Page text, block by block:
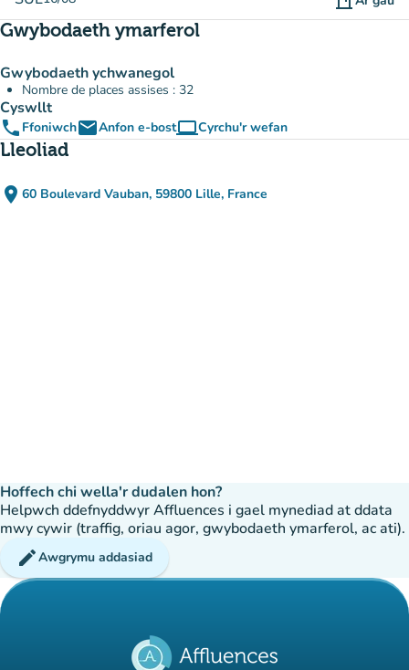
Gwybodaeth ymarferol
Gwybodaeth ychwanegol
Nombre de places assises : 32
Cyswllt
phone FfoniwchemailAnfon e-bostcomputerCyrchu'r wefan
(tab newydd)
Lleoliad
place 60 Boulevard Vauban, 59800 Lille, France
(agor yn Google Maps)
(tab newydd)
Hoffech chi wella'r dudalen hon?
Helpwch ddefnyddwyr Affluences i gael mynediad at ddata
mwy cywir (traffig, oriau agor, gwybodaeth ymarferol, ac ati).
editAwgrymu addasiad